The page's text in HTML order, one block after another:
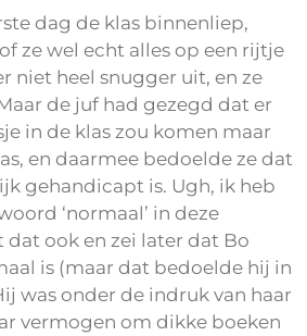
dag de klas binnenliep,
ze wel echt alles op een rijtje
niet heel snugger uit, en ze
de juf had gezegd dat er
in de klas zou komen maar
en daarmee bedoelde ze dat
gehandicapt is. Ugh, ik heb
‘normaal’ in deze
dat ook en zei later dat Bo
is (maar dat bedoelde hij in
was onder de indruk van haar
vermogen om dikke boeken